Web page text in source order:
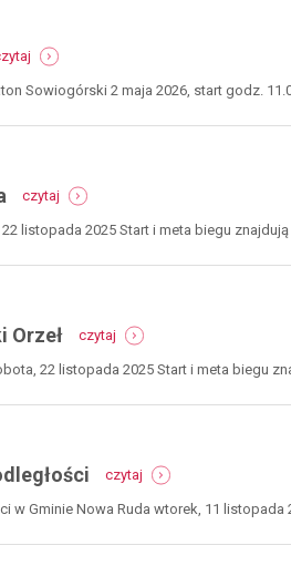
biegowa
majówka
Sowiogórski 2 maja 2026, start godz.
czytaj
górska
listopada 2025 Start i meta biegu
Orzeł czytaj
półmaraton
orzeł
22 listopada 2025 Start i meta biegu
czytaj
13
górski
niepodległości
w Gminie Nowa Ruda wtorek, 11 listopada